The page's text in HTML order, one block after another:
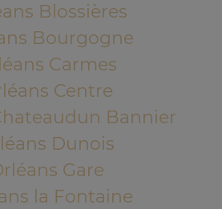
Blossières
Bourgogne
Carmes
Centre
Bannier
Dunois
Gare
la Fontaine